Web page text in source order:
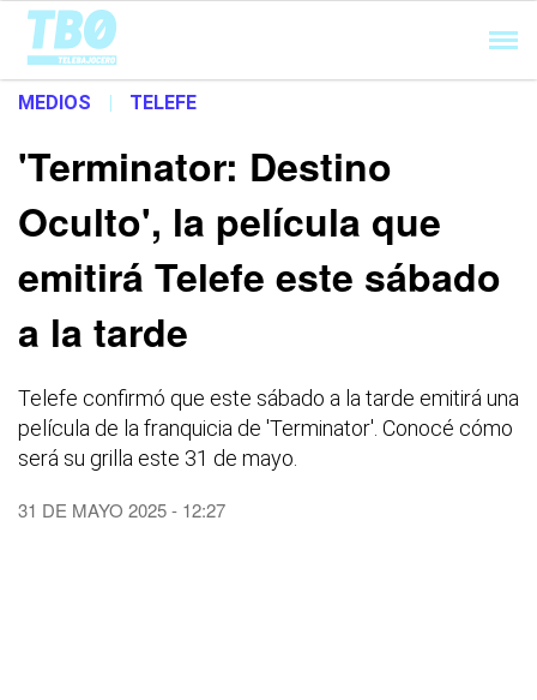
Cargando...
MEDIOS | TELEFE
'Terminator: Destino
Oculto', la película que
emitirá Telefe este sábado
a la tarde
Telefe confirmó que este sábado a la tarde emitirá una
película de la franquicia de 'Terminator'. Conocé cómo
será su grilla este 31 de mayo.
31 DE MAYO 2025 - 12:27